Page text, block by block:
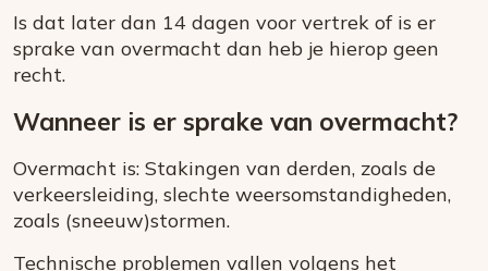
Is dat later dan 14 dagen voor vertrek of is er
sprake van overmacht dan heb je hierop geen
recht.
Wanneer is er sprake van overmacht?
Overmacht is: Stakingen van derden, zoals de
verkeersleiding, slechte weersomstandigheden,
zoals (sneeuw)stormen.
Technische problemen vallen volgens het